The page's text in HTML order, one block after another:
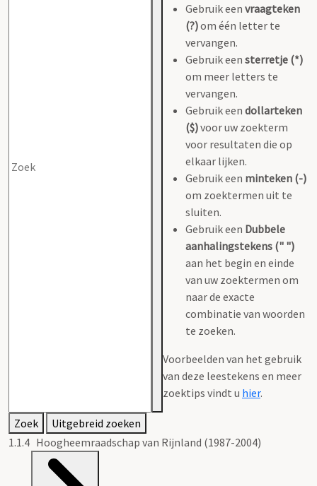
Gebruik een vraagteken
(?)om één letter te
vervangen.
Gebruik een sterretje (*)
om meer letters te
vervangen.
Gebruik een dollarteken
($)voor uw zoekterm
voor resultaten die op
elkaar lijken.
Gebruik een minteken (-)
om zoektermen uit te
sluiten.
Gebruik een Dubbele
aanhalingstekens (" ")
aan het begin en einde
van uw zoektermen om
naar de exacte
combinatie van woorden
te zoeken.
Voorbeelden van het gebruik
van deze leestekens en meer
zoektips vindt u hier.
Zoek
Uitgebreid zoeken
1.1.4 Hoogheemraadschap van Rijnland (1987-2004)